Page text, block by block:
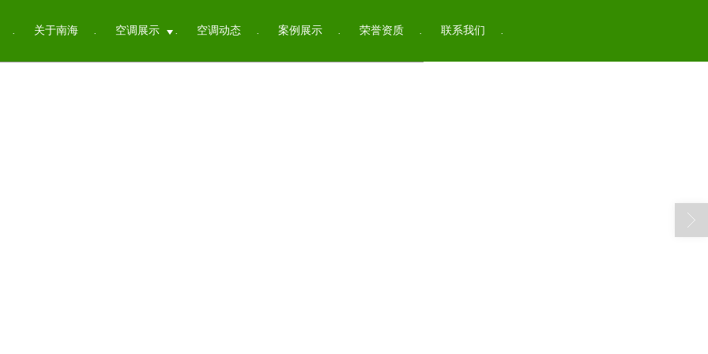
关于南海 空调展示 空调动态 案例展示 荣誉资质 联系我们